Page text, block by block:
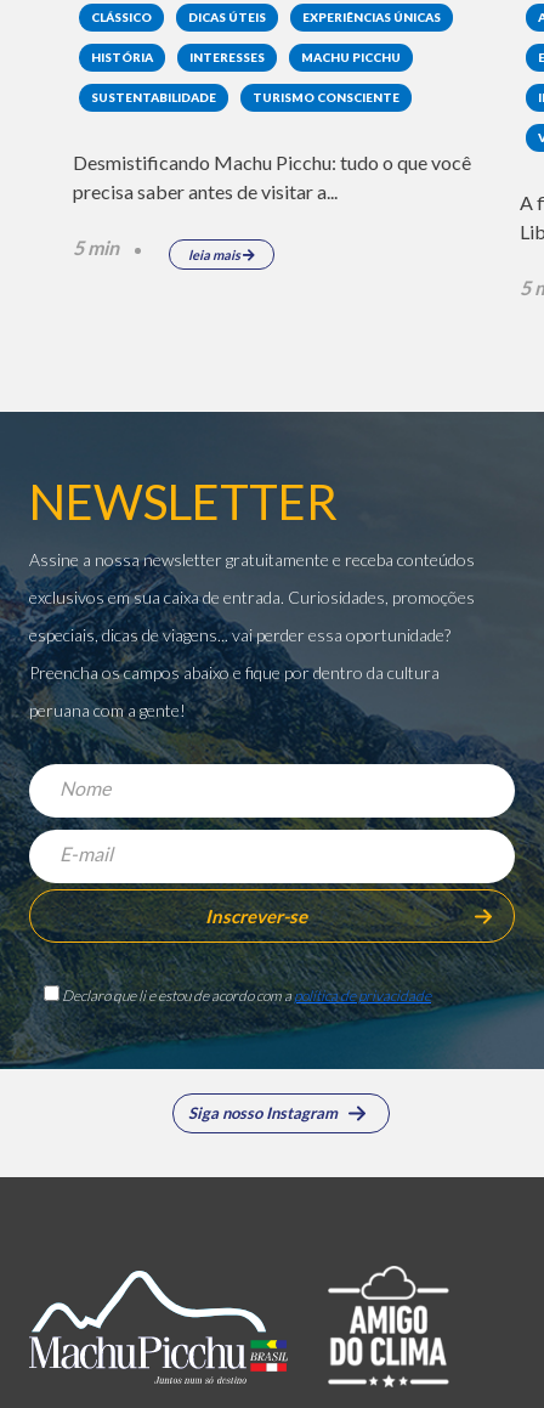
CLÁSSICO DICAS ÚTEIS EXPERIÊNCIAS ÚNICAS
HISTÓRIA INTERESSES MACHU PICCHU
SUSTENTABILIDADE TURISMO CONSCIENTE
Desmistificando Machu Picchu: tudo o que você
precisa saber antes de visitar a...
5 min leia mais
A
5
NEWSLETTER
Assine a nossa newsletter gratuitamente e receba conteúdos
exclusivos em sua caixa de entrada. Curiosidades, promoções
especiais, dicas de viagens... vai perder essa oportunidade?
Preencha os campos abaixo e fique por dentro da cultura
peruana com a gente!
Declaro que li e estou de acordo com a política de privacidade
Siga nosso Instagram